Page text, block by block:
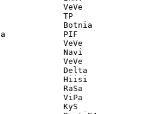
VeVe
TP
Botnia
PIF
VeVe
Navi
VeVe
Delta
Hiisi
RaSa
ViPa
KyS